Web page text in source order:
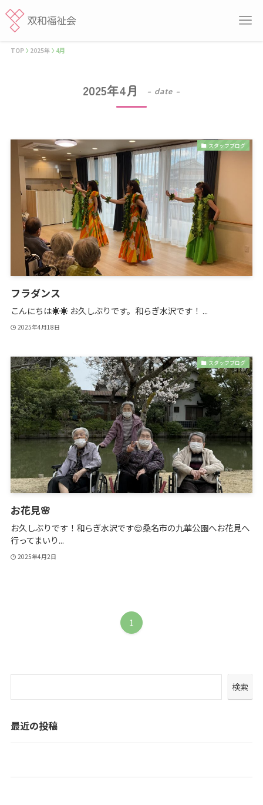
TOP 2025年 4月
2025年4月 – date –
スタッフブログ
フラダンス
こんにちは☀️☀️ お久しぶりです。和らぎ水沢です！ ...
2025年4月18日
スタッフブログ
お花見🌸
お久しぶりです！和らぎ水沢です😌桑名市の九華公園へお花見へ
行ってまいり...
2025年4月2日
1
検索
最近の投稿